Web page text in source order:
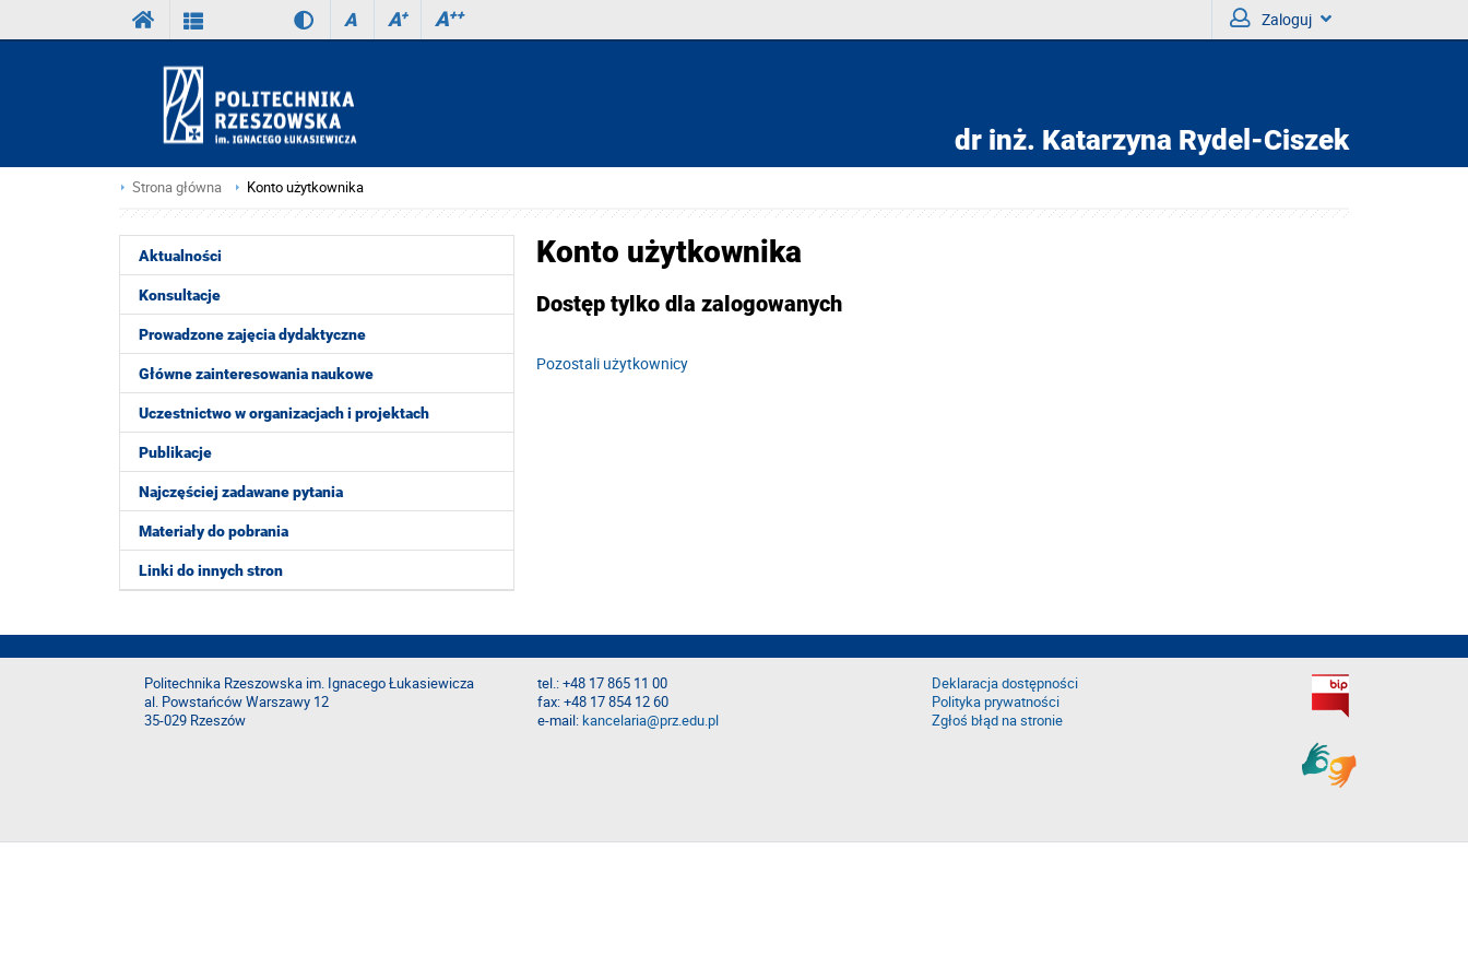
A A+ A++ Zaloguj
dr inż. Katarzyna Rydel-Ciszek
Strona główna Konto użytkownika
Aktualności
Konsultacje
Prowadzone zajęcia dydaktyczne
Główne zainteresowania naukowe
Uczestnictwo w organizacjach i projektach
Publikacje
Najczęściej zadawane pytania
Materiały do pobrania
Linki do innych stron
Konto użytkownika
Dostęp tylko dla zalogowanych
Pozostali użytkownicy
Politechnika Rzeszowska im. Ignacego Łukasiewicza
al. Powstańców Warszawy 12
35-029 Rzeszów
tel.: +48 17 865 11 00
fax: +48 17 854 12 60
e-mail:kancelaria@prz.edu.pl
Deklaracja dostępności
Polityka prywatności
Zgłoś błąd na stronie